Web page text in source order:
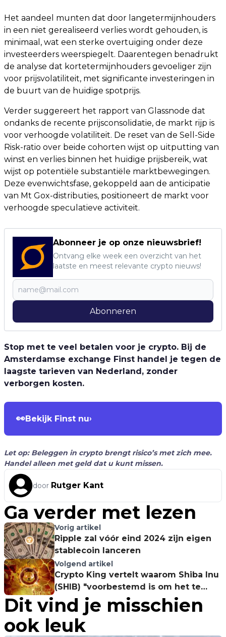
Het aandeel munten dat door langetermijnhouders
in een niet gerealiseerd verlies wordt gehouden, is
minimaal, wat een sterke overtuiging onder deze
investeerders weerspiegelt. Daarentegen benadrukt
de analyse dat kortetermijnhouders gevoeliger zijn
voor prijsvolatiliteit, met significante investeringen in
de buurt van de huidige spotprijs.
Verder suggereert het rapport van Glassnode dat
ondanks de recente prijsconsolidatie, de markt rijp is
voor verhoogde volatiliteit. De reset van de Sell-Side
Risk-ratio over beide cohorten wijst op uitputting van
winst en verlies binnen het huidige prijsbereik, wat
wijst op potentiële substantiële marktbewegingen.
Deze evenwichtsfase, gekoppeld aan de anticipatie
van Mt Gox-distributies, positioneert de markt voor
verhoogde speculatieve activiteit.
Abonneer je op onze nieuwsbrief!
Ontvang elke week een overzicht van het
laatste en meest relevante crypto nieuws!
Abonneren
Stop met te veel betalen voor je crypto. Bij de
Amsterdamse exchange Finst handel je tegen de
laagste tarieven van Nederland, zonder
verborgen kosten.
👀Bekijk Finst nu›
Let op: Beleggen in crypto brengt risico’s met zich mee.
Handel alleen met geld dat u kunt missen.
door Rutger Kant
Ga verder met lezen
Vorig artikel
Ripple zal vóór eind 2024 zijn eigen
stablecoin lanceren
Volgend artikel
Crypto King vertelt waarom Shiba Inu
(SHIB) "voorbestemd is om het te
maken"
Dit vind je misschien
ook leuk